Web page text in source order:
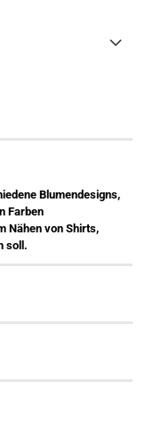
Blumendesigns,
Farben
Nähen von Shirts,
soll.